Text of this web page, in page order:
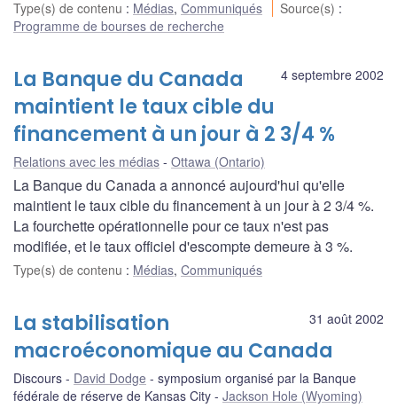
Type(s) de contenu : Médias, Communiqués Source(s) :
Programme de bourses de recherche
4 septembre 2002
La Banque du Canada
maintient le taux cible du
financement à un jour à 2 3/4 %
Relations avec les médias Ottawa (Ontario)
La Banque du Canada a annoncé aujourd'hui qu'elle
maintient le taux cible du financement à un jour à 2 3/4 %.
La fourchette opérationnelle pour ce taux n'est pas
modifiée, et le taux officiel d'escompte demeure à 3 %.
Type(s) de contenu : Médias, Communiqués
31 août 2002
La stabilisation
macroéconomique au Canada
Discours David Dodge
symposium organisé par la Banque
fédérale de réserve de Kansas City
Jackson Hole (Wyoming)